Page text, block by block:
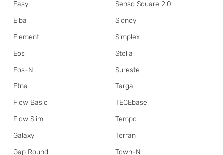
Easy
Elba
Element
Eos
Eos-N
Etna
Flow Basic
Flow Slim
Galaxy
Gap Round
Senso Square 2.0
Sidney
Simplex
Stella
Sureste
Targa
TECEbase
Tempo
Terran
Town-N